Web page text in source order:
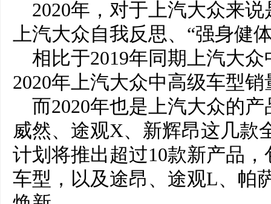
2020年，对于上汽大众来
上汽大众自我反思、“强身健
相比于2019年同期上汽大
2020年上汽大众中高级车型
而2020年也是上汽大众的
威然、途观X、新辉昂这几款
计划将推出超过10款新产品
车型，以及途昂、途观L、帕